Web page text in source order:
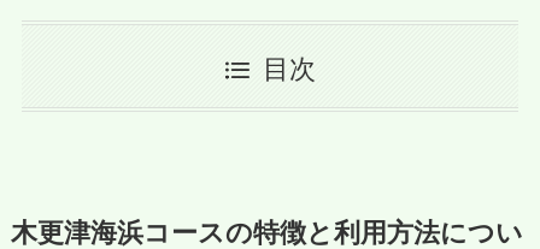
目次
木更津海浜コースの特徴と利用方法につい